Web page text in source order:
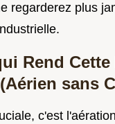
regarderez plus
Rend Cette
sans
c'est